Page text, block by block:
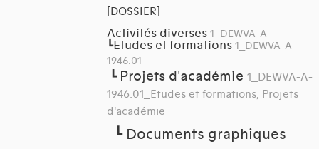
[DOSSIER]
Activités diverses 1_DEWVA-A
┗Etudes et formations 1_DEWVA-A-
1946.01
┗ Projets d'académie 1_DEWVA-A-
1946.01_Etudes et formations, Projets
d'académie
┗Documents graphiques